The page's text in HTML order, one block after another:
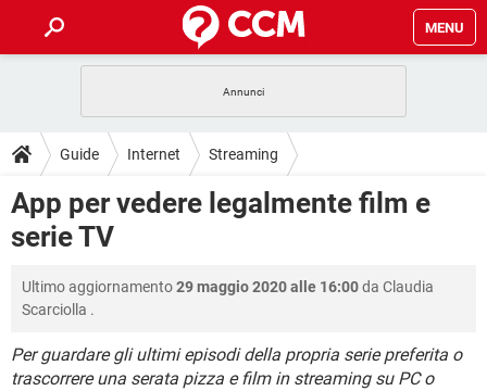
MENU
INTRATTENIMENTO ANDROID
iOS WINDOWS 10
INSTAGRAM
HARDWARE
GUIDE
COVID-19 GAMING
INTRATTENIMENTO ANDROID
INSTAGRAM WHATSAPP
HARDWARE
DOWNLOAD
COVID-19
iOS
INSTAGRAM WHATSAPP
TIKTOK FACEBOOK
FORUM
COVID-19 GAMING
iOS WINDOWS 10
GLOSSARIO
COVID-19 GAMING
INTRATTENIMENTO ANDROID
Guide Internet Streaming
App per vedere legalmente film e
serie TV
Ultimo aggiornamento29 maggio 2020 alle 16:00da Claudia
Scarciolla .
Per guardare gli ultimi episodi della propria serie preferita o
trascorrere una serata pizza e film in streaming su PC o